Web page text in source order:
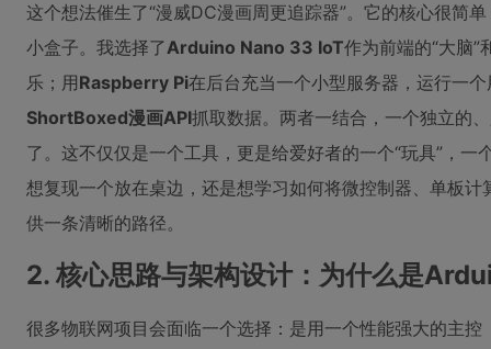
这个想法催生了“漫威DC漫画周更追踪器”。它的核心很简
小盒子。我选择了Arduino Nano 33 IoT作为前端的“大脑”
乐；用Raspberry Pi在后台充当一个小型服务器，运行一个
ShortBoxed漫画API抓取数据。两者一结合，一个独立的
了。这不仅仅是一个工具，更是给爱好者的一个“玩具”，
想复现一个放在桌边，还是想学习如何将微控制器、单板
供一条清晰的路径。
2. 核心思路与架构设计：为什么是
很多物联网项目会面临一个选择：是用一个性能强大的主